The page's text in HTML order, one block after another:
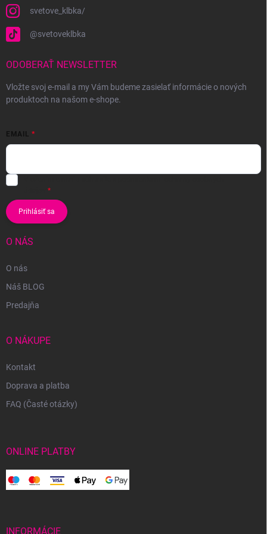
svetove_klbka/
@svetoveklbka
ODOBERAŤ NEWSLETTER
Vložte svoj e-mail a my Vám budeme zasielať informácie o nových
produktoch na našom e-shope.
EMAIL
Prihlásiť sa
O NÁS
O nás
Náš BLOG
Predajňa
O NÁKUPE
Kontakt
Doprava a platba
FAQ (Časté otázky)
ONLINE PLATBY
INFORMÁCIE